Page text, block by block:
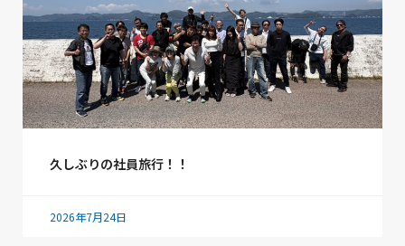
久しぶりの社員旅行！！
2026年7月24日